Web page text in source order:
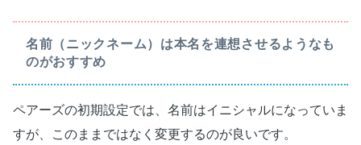
名前（ニックネーム）は本名を連想させるようなも
のがおすすめ
ペアーズの初期設定では、名前はイニシャルになっていま
すが、このままではなく変更するのが良いです。